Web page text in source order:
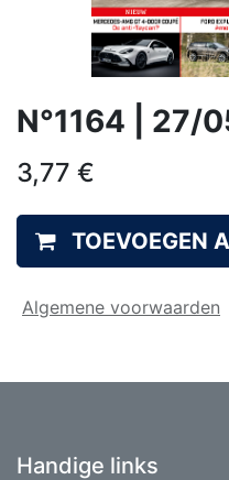
N°1164 | 27/
3,77 €
TOEVOEGEN
Algemene voorwaarden
Handige links